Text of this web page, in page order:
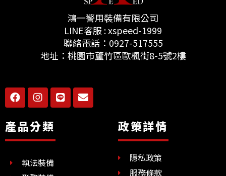
鴻一警用裝備有限公司
LINE客服 : xspeed-1999
聯絡電話：0927-517555
地址：桃園市蘆竹區歐楓街8-5號2樓
F
a
c
e
b
o
I
n
s
t
a
g
a
m
L
i
n
E
n
v
產品分類
執法裝備
政策詳情
隱私政策
服務條款